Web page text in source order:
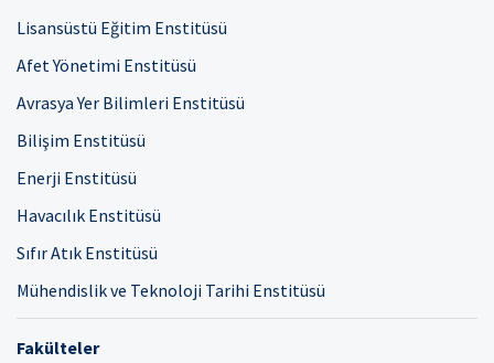
Lisansüstü Eğitim Enstitüsü
Afet Yönetimi Enstitüsü
Avrasya Yer Bilimleri Enstitüsü
Bilişim Enstitüsü
Enerji Enstitüsü
Havacılık Enstitüsü
Sıfır Atık Enstitüsü
Mühendislik ve Teknoloji Tarihi Enstitüsü
Fakülteler